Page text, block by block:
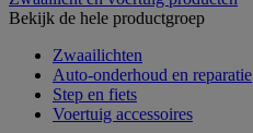
Bekijk de hele productgroep
Zwaailichten
Auto-onderhoud en reparatie
Step en fiets
Voertuig accessoires